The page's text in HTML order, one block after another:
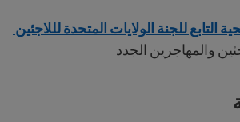
للجنة الولايات المتحدة لللاجئين
والمهاجرين الجدد